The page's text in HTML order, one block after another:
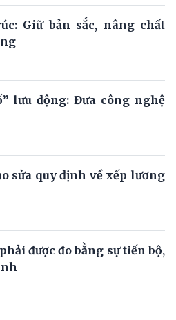
Giữ bản sắc, nâng chất
lưu động: Đưa công nghệ
sửa quy định về xếp lương
được đo bằng sự tiến bộ,